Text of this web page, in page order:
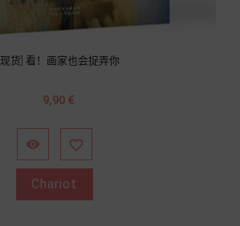
[现货] 看！画家也会捉弄你
Prix
9,90 €
 
Chariot